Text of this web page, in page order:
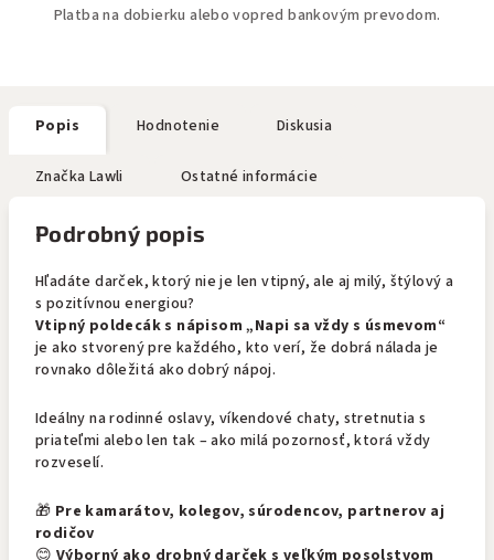
Platba na dobierku alebo vopred bankovým prevodom.
Popis Hodnotenie Diskusia
Značka Lawli Ostatné informácie
Podrobný popis
Hľadáte darček, ktorý nie je len vtipný, ale aj milý, štýlový a
s pozitívnou energiou?
Vtipný poldecák s nápisom „Napi sa vždy s úsmevom“
je ako stvorený pre každého, kto verí, že dobrá nálada je
rovnako dôležitá ako dobrý nápoj.
Ideálny na rodinné oslavy, víkendové chaty, stretnutia s
priateľmi alebo len tak – ako milá pozornosť, ktorá vždy
rozveselí.
🎁 Pre kamarátov, kolegov, súrodencov, partnerov aj
rodičov
😊 Výborný ako drobný darček s veľkým posolstvom